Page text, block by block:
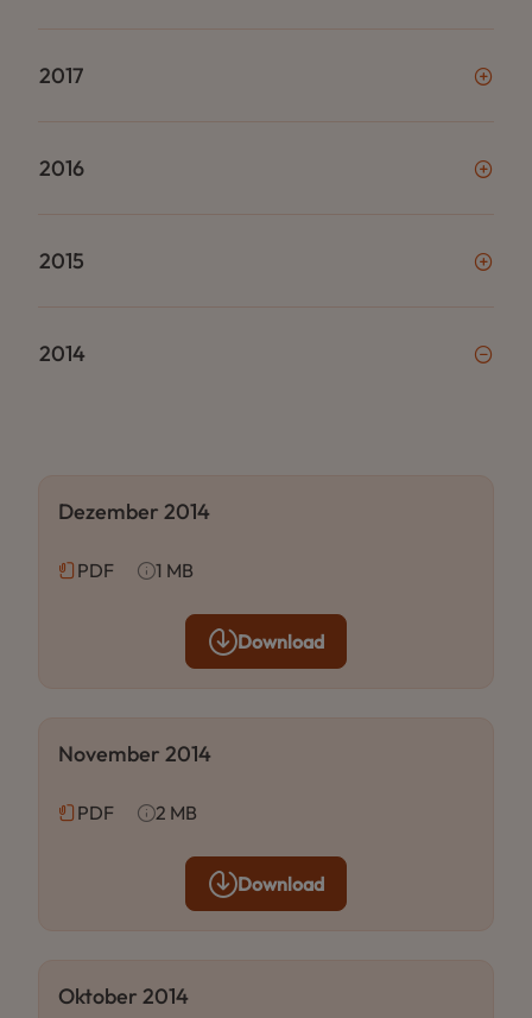
2017
2016
2015
2014
Dezember 2014
PDF 1 MB
Download
November 2014
PDF 2 MB
Download
Oktober 2014